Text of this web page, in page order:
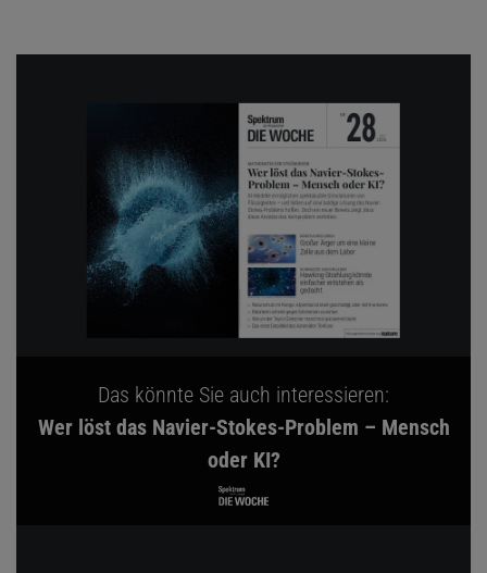
Das könnte Sie auch interessieren:
Wer löst das Navier-Stokes-Problem – Mensch
oder KI?